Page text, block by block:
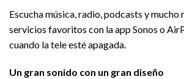
Escucha música, radio, podcasts y mucho
servicios favoritos con la app Sonos o
cuando la tele esté apagada.
Un gran sonido con un gran diseño